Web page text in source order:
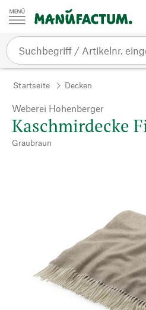
Zum Inhalt springen
Startseite Decken
Weberei Hohenberger
Kaschmirdecke
Graubraun